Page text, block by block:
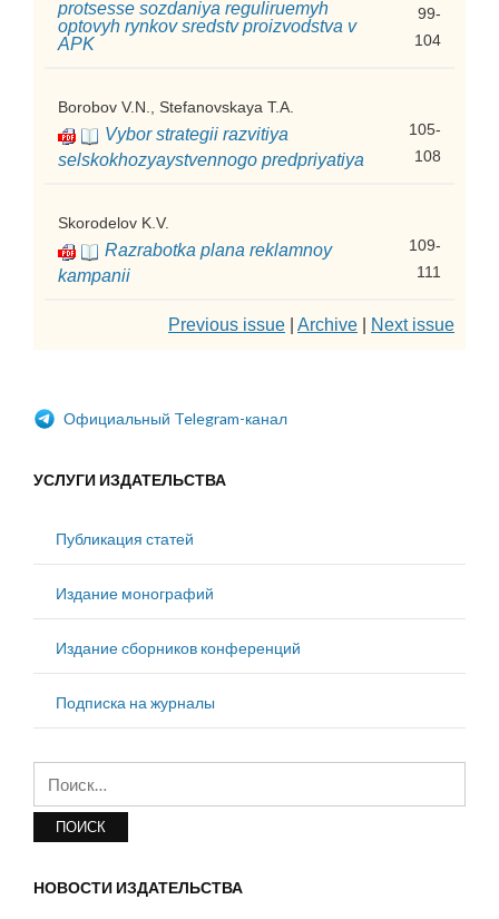
protsesse sozdaniya reguliruemyh
optovyh rynkov sredstv proizvodstva v
APK
99-
104
Borobov V.N., Stefanovskaya T.A.
Vybor strategii razvitiya
selskokhozyaystvennogo predpriyatiya
105-
108
Skorodelov K.V.
Razrabotka plana reklamnoy
kampanii
109-
111
Previous issue Archive Next issue
Официальный Telegram-канал
УСЛУГИ ИЗДАТЕЛЬСТВА
Публикация статей
Издание монографий
Издание сборников конференций
Подписка на журналы
НОВОСТИ ИЗДАТЕЛЬСТВА